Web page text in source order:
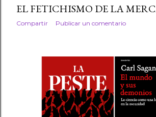
EL FETICHISMO DE LA
Compartir Publicar un comentario